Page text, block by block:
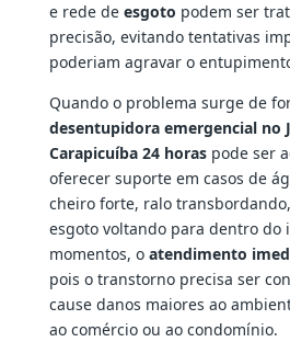
e rede de esgoto podem ser
precisão, evitando tentativas
poderiam agravar o
Quando o problema surge de
desentupidora emergencial no
Carapicuíba 24 horaspode ser
oferecer suporte em casos de
cheiro forte, ralo
esgoto voltando para dentro do
momentos, o atendimento
pois o transtorno precisa ser
cause danos maiores ao
ao comércio ou ao condomínio.